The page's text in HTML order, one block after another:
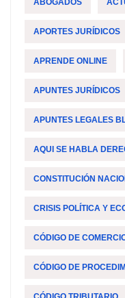
ABOGADOS
APORTES JURÍDICOS
APRENDE ONLINE
APUNTES JURÍDICOS
APUNTES LEGALES
AQUI SE HABLA
CONSTITUCIÓN
CRISIS POLÍTICA Y
CÓDIGO DE
CÓDIGO DE